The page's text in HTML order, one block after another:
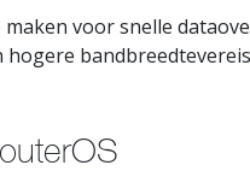
voor snelle